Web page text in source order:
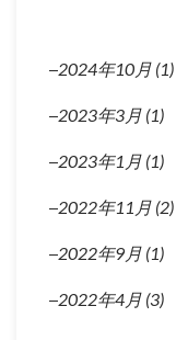
2024年10月 (1)
2023年3月 (1)
2023年1月 (1)
2022年11月 (2)
2022年9月 (1)
2022年4月 (3)